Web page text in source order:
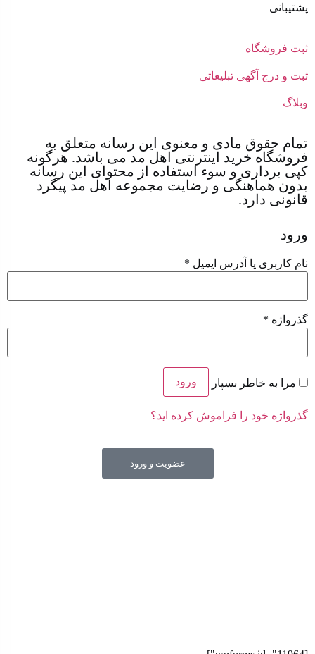
پشتیبانی
ثبت فروشگاه
ثبت و درج آگهی تبلیعاتی
وبلاگ
تمام حقوق مادی و معنوی این رسانه متعلق به
فروشگاه خرید اینترنتی اهل مد می باشد. هرگونه
کپی برداری و سوء استفاده از محتوای این رسانه
بدون هماهنگی و رضایت مجموعه اهل مد پیگرد
قانونی دارد.
ورود
نام کاربری یا آدرس ایمیل *
گذرواژه *
مرا به خاطر بسپار ورود
گذرواژه خود را فراموش کرده اید؟
عضویت و ورود